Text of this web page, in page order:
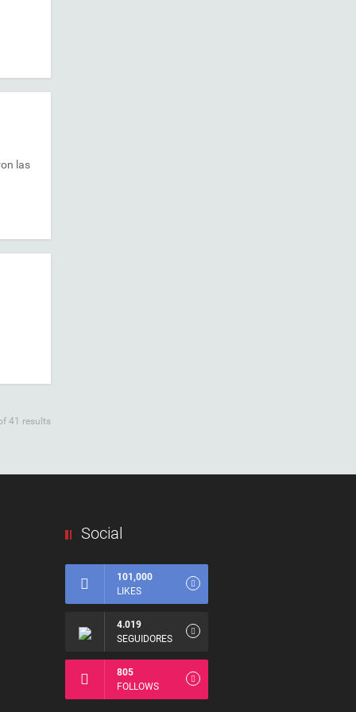
las
41 results
Social
101,000
LIKES
4.019
SEGUIDORES
805
FOLLOWS